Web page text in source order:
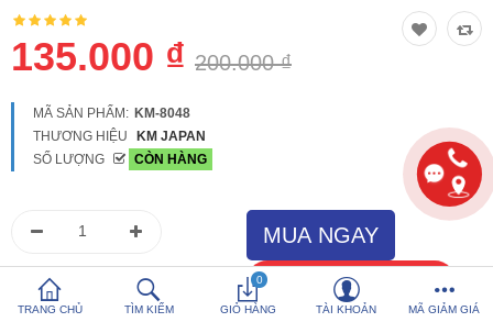
TRANG CHỦ TÌM KIẾM
0
GIỎ HÀNG TÀI KHOẢN MÃ GIẢM GIÁ
135.000 ₫ 200.000 ₫
MÃ SẢN PHẨM: KM-8048
THƯƠNG HIỆU
KM JAPAN
SỐ LƯỢNG
CÒN HÀNG